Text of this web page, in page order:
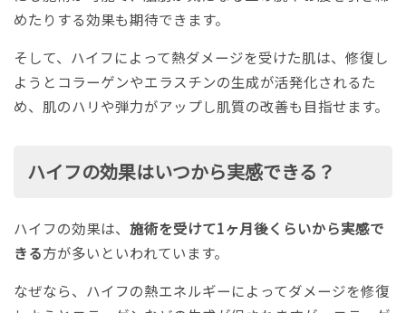
めたりする効果も期待できます。
そして、ハイフによって熱ダメージを受けた肌は、修復し
ようとコラーゲンやエラスチンの生成が活発化されるた
め、肌のハリや弾力がアップし肌質の改善も目指せます。
ハイフの効果はいつから実感できる？
ハイフの効果は、 施術を受けて1ヶ月後くらいから実感で
きる方が多いといわれています。
なぜなら、ハイフの熱エネルギーによってダメージを修復